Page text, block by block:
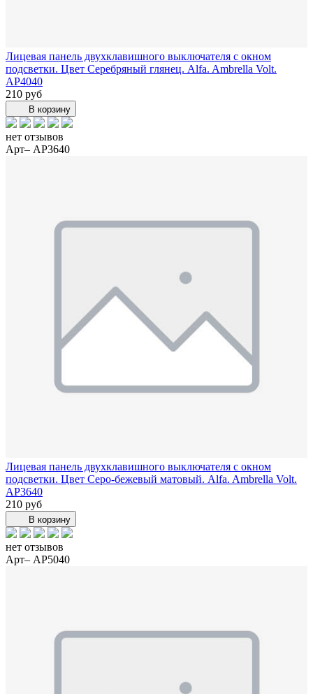
Лицевая панель двухклавишного выключателя с окном
подсветки. Цвет Серебряный глянец. Alfa. Ambrella Volt.
AP4040
210 руб
В корзину
нет отзывов
Арт– AP3640
Лицевая панель двухклавишного выключателя с окном
подсветки. Цвет Серо-бежевый матовый. Alfa. Ambrella Volt.
AP3640
210 руб
В корзину
нет отзывов
Арт– AP5040